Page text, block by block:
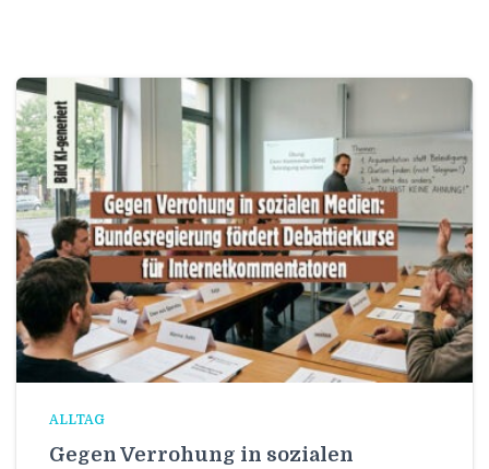
ALLTAG
Gegen Verrohung in sozialen